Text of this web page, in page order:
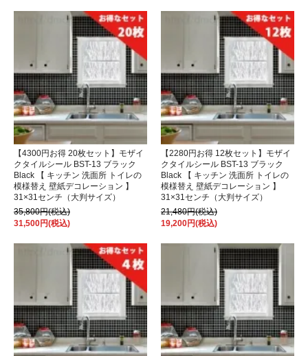
【4300円お得 20枚セット】モザイ
クタイルシール BST-13 ブラック
Black 【 キッチン 洗面所 トイレの
模様替え 壁紙デコレーション 】
31×31センチ（大判サイズ）
35,800円(税込)
31,500円(税込)
【2280円お得 12枚セット】モザイ
クタイルシール BST-13 ブラック
Black 【 キッチン 洗面所 トイレの
模様替え 壁紙デコレーション 】
31×31センチ（大判サイズ）
21,480円(税込)
19,200円(税込)